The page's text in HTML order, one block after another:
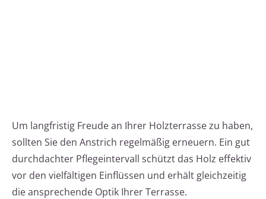
Um langfristig Freude an Ihrer Holzterrasse zu haben,
sollten Sie den Anstrich regelmäßig erneuern. Ein gut
durchdachter Pflegeintervall schützt das Holz effektiv
vor den vielfältigen Einflüssen und erhält gleichzeitig
die ansprechende Optik Ihrer Terrasse.